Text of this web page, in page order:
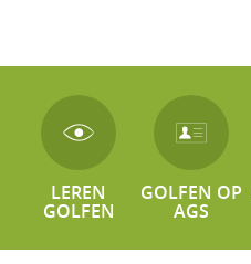
LEREN
GOLFEN
GOLFEN OP
AGS